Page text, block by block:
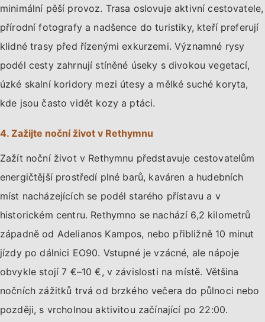
minimální pěší provoz. Trasa oslovuje aktivní cestovatele,
přírodní fotografy a nadšence do turistiky, kteří preferují
klidné trasy před řízenými exkurzemi. Významné rysy
podél cesty zahrnují stíněné úseky s divokou vegetací,
úzké skalní koridory mezi útesy a mělké suché koryta,
kde jsou často vidět kozy a ptáci.
4. Zažijte noční život v Rethymnu
Zažít noční život v Rethymnu představuje cestovatelům
energičtější prostředí plné barů, kaváren a hudebních
míst nacházejících se podél starého přístavu a v
historickém centru. Rethymno se nachází 6,2 kilometrů
západně od Adelianos Kampos, nebo přibližně 10 minut
jízdy po dálnici EO90. Vstupné je vzácné, ale nápoje
obvykle stojí 7 €–10 €, v závislosti na místě. Většina
nočních zážitků trvá od brzkého večera do půlnoci nebo
později, s vrcholnou aktivitou začínající po 22:00.